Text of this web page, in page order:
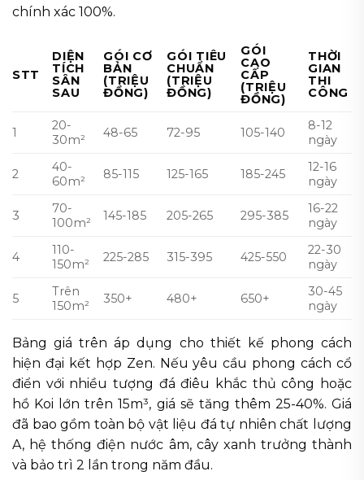
chính xác 100%.
STT
DIỆN
TÍCH
SÂN
SAU
GÓI CƠ
BẢN
(TRIỆU
ĐỒNG)
GÓI TIÊU
CHUẨN
(TRIỆU
ĐỒNG)
GÓI
CAO
CẤP
(TRIỆU
ĐỒNG)
THỜI
GIAN
THI
CÔNG
1
20-
30m²
48-65 72-95 105-140
8-12
ngày
2
40-
60m²
85-115 125-165 185-245
12-16
ngày
3
70-
100m²
145-185 205-265 295-385
16-22
ngày
4
110-
150m²
225-285 315-395 425-550
22-30
ngày
5
Trên
150m²
350+ 480+ 650+
30-45
ngày
Bảng giá trên áp dụng cho thiết kế phong cách
hiện đại kết hợp Zen. Nếu yêu cầu phong cách cổ
điển với nhiều tượng đá điêu khắc thủ công hoặc
hồ Koi lớn trên 15m³, giá sẽ tăng thêm 25-40%. Giá
đã bao gồm toàn bộ vật liệu đá tự nhiên chất lượng
A, hệ thống điện nước âm, cây xanh trưởng thành
và bảo trì 2 lần trong năm đầu.